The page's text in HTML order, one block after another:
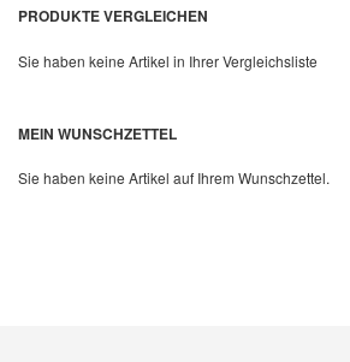
Quickview
PRODUKTE VERGLEICHEN
Sie haben keine Artikel in Ihrer Vergleichsliste
MEIN WUNSCHZETTEL
Sie haben keine Artikel auf Ihrem Wunschzettel.